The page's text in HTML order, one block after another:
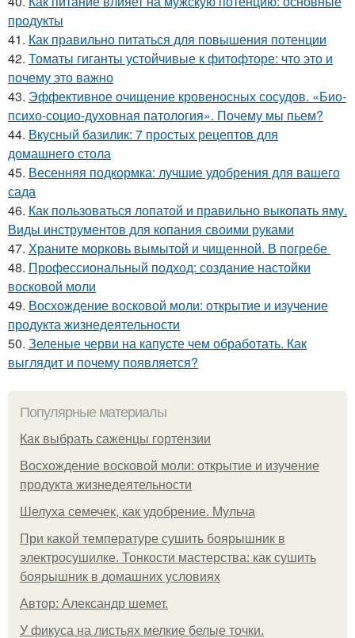
продукты
41. Как правильно питаться для повышения потенции
42. Томаты гиганты устойчивые к фитофторе: что это и
почему это важно
43. Эффективное очищение кровеносных сосудов. «Био-
психо-социо-духовная патология». Почему мы пьем?
44. Вкусный базилик: 7 простых рецептов для
домашнего стола
45. Весенняя подкормка: лучшие удобрения для вашего
сада
46. Как пользоваться лопатой и правильно выкопать яму.
Виды инструментов для копания своими руками
47. Храните морковь вымытой и чищенной. В погребе
48. Профессиональный подход: создание настойки
восковой моли
49. Восхождение восковой моли: открытие и изучение
продукта жизнедеятельности
50. Зеленые черви на капусте чем обработать. Как
выглядит и почему появляется?
Популярные материалы
Как выбрать саженцы гортензии
Восхождение восковой моли: открытие и изучение
продукта жизнедеятельности
Шелуха семечек, как удобрение. Мульча
При какой температуре сушить боярышник в
электросушилке. Тонкости мастерства: как сушить
боярышник в домашних условиях
Автор: Александр шемет.
У фикуса на листьях мелкие белые точки.